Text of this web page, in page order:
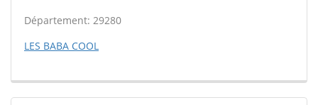
Département: 29280
LES BABA COOL